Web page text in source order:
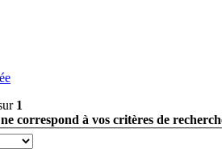
1
correspond à vos critères de